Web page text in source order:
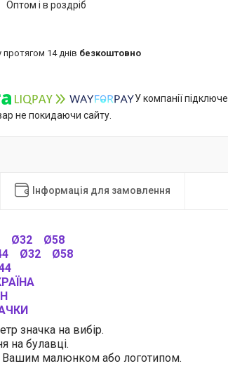
Оптом і в роздріб
протягом 14 днів безкоштовно
У компанії
не покидаючи сайту.
Інформація для замовлення
Ø32
Ø58
Ø32
Ø58
значка на вибір.
на булавці.
Вашим малюнком або логотипом.